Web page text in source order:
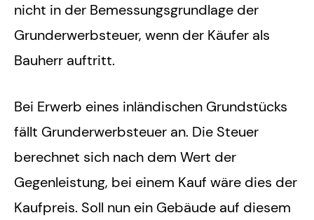
nicht in der Bemessungsgrundlage der
Grunderwerbsteuer, wenn der Käufer als
Bauherr auftritt.
Bei Erwerb eines inländischen Grundstücks
fällt Grunderwerbsteuer an. Die Steuer
berechnet sich nach dem Wert der
Gegenleistung, bei einem Kauf wäre dies der
Kaufpreis. Soll nun ein Gebäude auf diesem